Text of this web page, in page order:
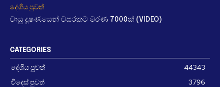
දේශීය පුවත්
වායු දූෂණයෙන් වසරකට මරණ 7000ක් (VIDEO)
CATEGORIES
දේශීය පුවත්
44343
විදෙස් පුවත්
3796